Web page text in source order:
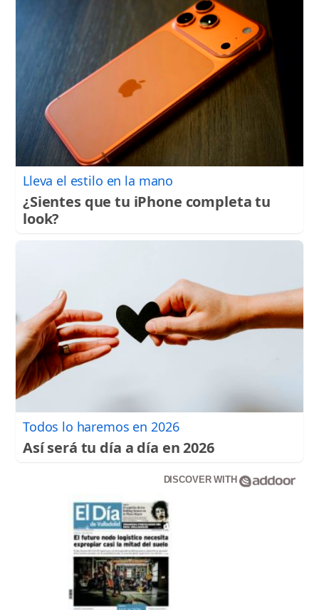
Lleva el estilo en la mano
¿Sientes que tu iPhone completa tu
look?
Todos lo haremos en 2026
Así será tu día a día en 2026
DISCOVER WITH